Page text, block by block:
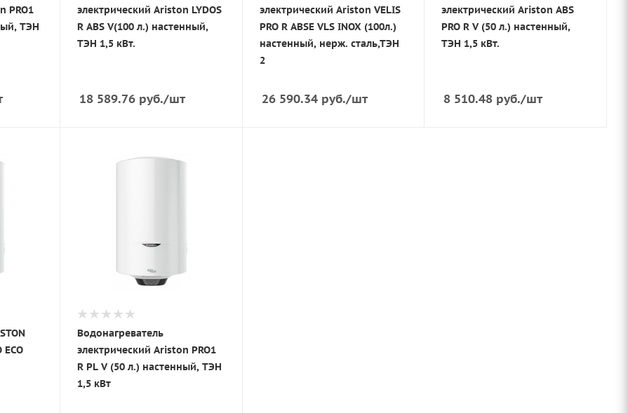
PRO1
ТЭН
электрический Ariston LYDOS
R ABS V(100 л.) настенный,
ТЭН 1,5 кВт.
18 589.76руб./шт
электрический Ariston VELIS
PRO R ABSE VLS INOX (100л.)
настенный, нерж. сталь,ТЭН
2
26 590.34руб./шт
электрический Ariston ABS
PRO R V (50 л.) настенный,
ТЭН 1,5 кВт.
8 510.48 руб./шт
Водонагреватель
электрический Ariston PRO1
R PL V (50 л.) настенный, ТЭН
1,5 кВт